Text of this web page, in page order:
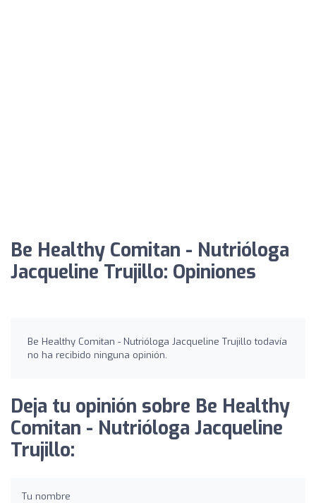
Be Healthy Comitan - Nutrióloga
Jacqueline Trujillo: Opiniones
Be Healthy Comitan - Nutrióloga Jacqueline Trujillo todavía
no ha recibido ninguna opinión.
Deja tu opinión sobre Be Healthy
Comitan - Nutrióloga Jacqueline
Trujillo:
Tu nombre